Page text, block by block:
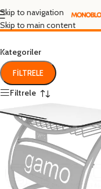
Skip to navigation
Skip to main content
resim
Kategoriler
FILTRELE
Filtrele